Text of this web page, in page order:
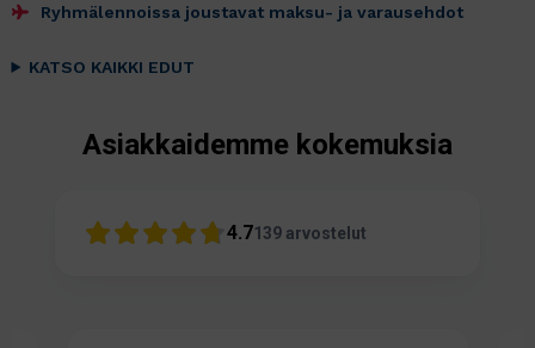
Ryhmälennoissa joustavat maksu- ja varausehdot
KATSO KAIKKI EDUT
Asiakkaidemme kokemuksia
4.7139 arvostelut